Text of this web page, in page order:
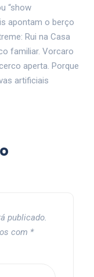
“show
apontam o berço
Rui na Casa
familiar. Vorcaro
aperta. Porque
artificiais
publicado.
com *